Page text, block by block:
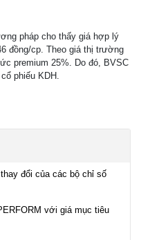
pháp cho thấy giá hợp lý
đồng/cp. Theo giá thị trường
premium 25%. Do đó, BVSC
phiếu KDH.
đổi của các bộ chỉ số
với giá mục tiêu